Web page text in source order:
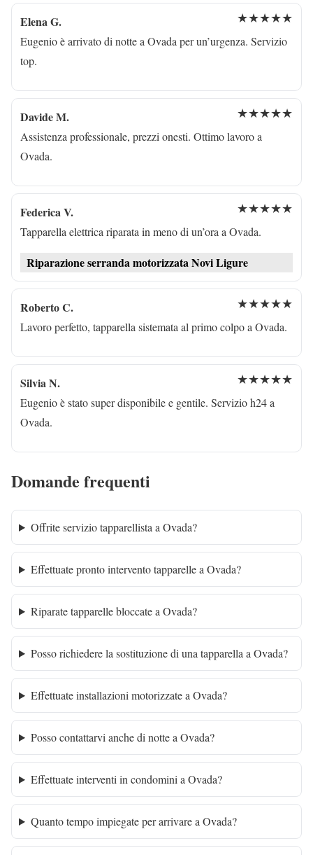
Elena G. ★★★★★
Eugenio è arrivato di notte a Ovada per un’urgenza. Servizio
top.
Davide M. ★★★★★
Assistenza professionale, prezzi onesti. Ottimo lavoro a
Ovada.
Federica V. ★★★★★
Tapparella elettrica riparata in meno di un’ora a Ovada.
Riparazione serranda motorizzata Novi Ligure
Roberto C. ★★★★★
Lavoro perfetto, tapparella sistemata al primo colpo a Ovada.
Silvia N. ★★★★★
Eugenio è stato super disponibile e gentile. Servizio h24 a
Ovada.
Domande frequenti
Offrite servizio tapparellista a Ovada?
Effettuate pronto intervento tapparelle a Ovada?
Riparate tapparelle bloccate a Ovada?
Posso richiedere la sostituzione di una tapparella a Ovada?
Effettuate installazioni motorizzate a Ovada?
Posso contattarvi anche di notte a Ovada?
Effettuate interventi in condomini a Ovada?
Quanto tempo impiegate per arrivare a Ovada?